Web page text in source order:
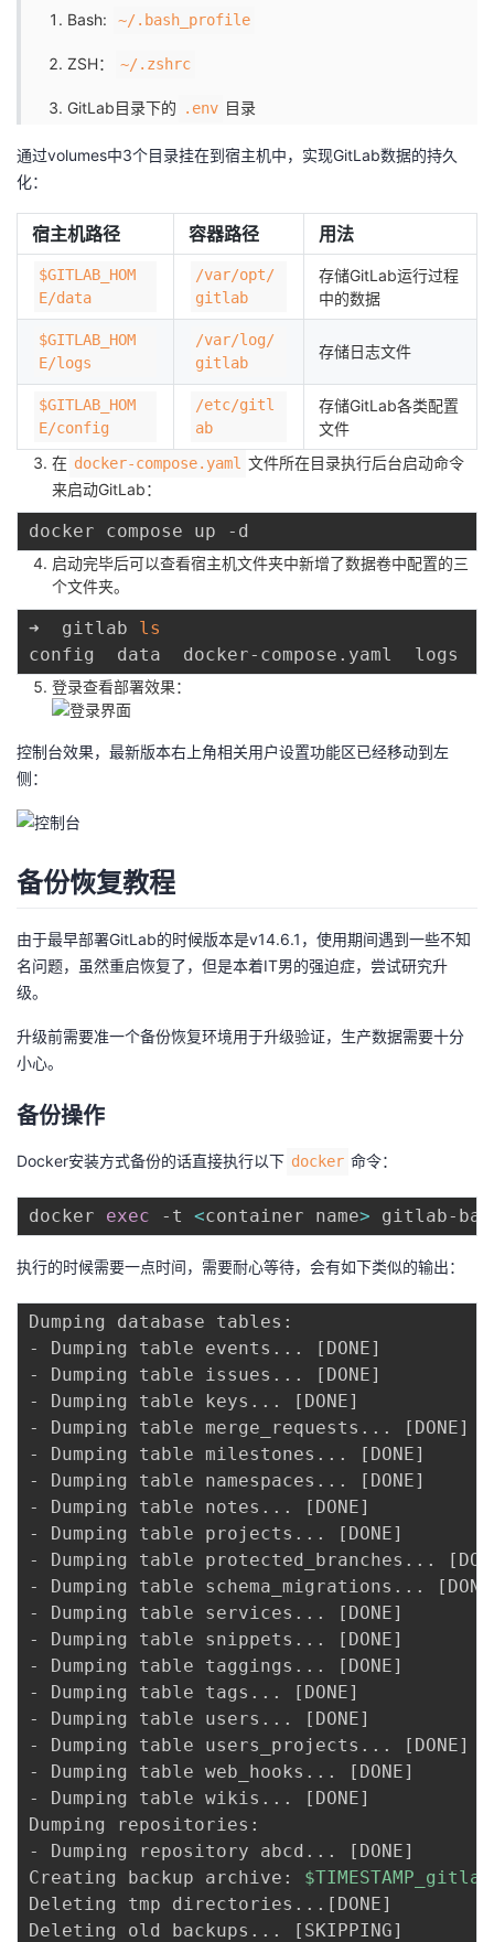
Bash: ~/.bash_profile
ZSH： ~/.zshrc
GitLab目录下的 .env 目录
通过volumes中3个目录挂在到宿主机中，实现GitLab数据的持久
化：
宿主机路径 容器路径 用法
$GITLAB_HOM
E/data
/var/opt/
gitlab
存储GitLab运行过程
中的数据
$GITLAB_HOM
E/logs
/var/log/
gitlab
存储日志文件
$GITLAB_HOM
E/config
/etc/gitl
ab
存储GitLab各类配置
文件
在 docker-compose.yaml 文件所在目录执行后台启动命令
来启动GitLab：
启动完毕后可以查看宿主机文件夹中新增了数据卷中配置的三
个文件夹。
➜  gitlab ls
登录查看部署效果：
控制台效果，最新版本右上角相关用户设置功能区已经移动到左
侧：
备份恢复教程
由于最早部署GitLab的时候版本是v14.6.1，使用期间遇到一些不知
名问题，虽然重启恢复了，但是本着IT男的强迫症，尝试研究升
级。
升级前需要准一个备份恢复环境用于升级验证，生产数据需要十分
小心。
备份操作
Docker安装方式备份的话直接执行以下 docker 命令：
docker exec -t <container name>
执行的时候需要一点时间，需要耐心等待，会有如下类似的输出：
Dumping database tables:
- Dumping table events .. . [ DONE]
- Dumping table issues .. . [ DONE]
- Dumping table keys .. . [ DONE]
- Dumping table merge_requests .. . [ DONE]
- Dumping table milestones .. . [ DONE]
- Dumping table namespaces .. . [ DONE]
- Dumping table notes .. . [ DONE]
- Dumping table projects .. . [ DONE]
- Dumping table protected_branches .. . [
- Dumping table schema_migrations .. . [ DONE
- Dumping table services .. . [ DONE]
- Dumping table snippets .. . [ DONE]
- Dumping table taggings .. . [ DONE]
- Dumping table tags .. . [ DONE]
- Dumping table users .. . [ DONE]
- Dumping table users_projects .. . [ DONE]
- Dumping table web_hooks .. . [ DONE]
- Dumping table wikis .. . [ DONE]
Dumping repositories:
- Dumping repository abcd .. . [ DONE]
Creating backup archive:
Deleting tmp directories .. . [ DONE]
Deleting old backups .. . [ SKIPPING]